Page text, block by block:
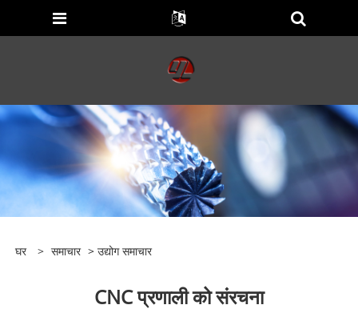
घर > समाचार > उद्योग समाचार
CNC प्रणाली को संरचना